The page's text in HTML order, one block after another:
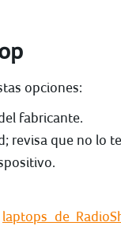
opciones:
fabricante.
revisa que no lo
laptops de